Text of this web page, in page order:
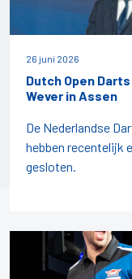
26 juni 2026
Dutch Open
Wever in Assen
De Nederlandse
hebben recentelijk
gesloten.